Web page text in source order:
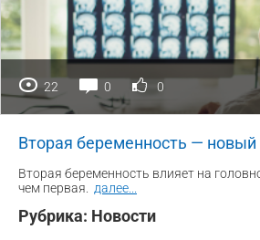
22 0 0
Вторая беременность — новый
Вторая беременность влияет на
чем первая.
далее
Рубрика: Новости